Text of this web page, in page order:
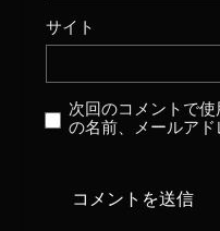
サイト
次回のコメントで
の名前、メールアド